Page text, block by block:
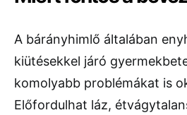
A bárányhimlő általában
kiütésekkel járó
komolyabb problémákat is
Előfordulhat láz,